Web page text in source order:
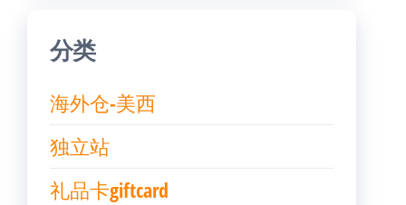
分类
海外仓-美西
独立站
礼品卡giftcard